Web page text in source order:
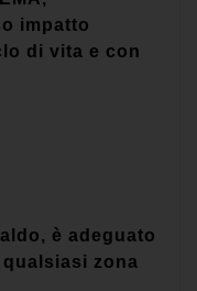
impatto
di vita e con
è adeguato
zona